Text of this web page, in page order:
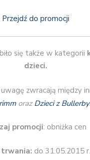
Przejdź do promocji
się także w kategorii
dzieci.
zwracają między
oraz Dzieci z
promocji: obniżka cen
trwania: do 31.05.2015 r.